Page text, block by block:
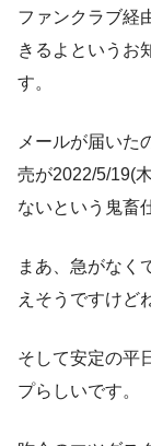
ファンクラブ経
きるよというお
す。
メールが届いた
売が2022/5/19(
ないという鬼畜
まあ、急がなく
えそうですけど
そして安定の平
プらしいです。